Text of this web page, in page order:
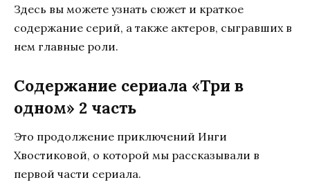
Здесь вы можете узнать сюжет и краткое
содержание серий, а также актеров, сыгравших в
нем главные роли.
Содержание сериала «Три в
одном» 2 часть
Это продолжение приключений Инги
Хвостиковой, о которой мы рассказывали в
первой части сериала.